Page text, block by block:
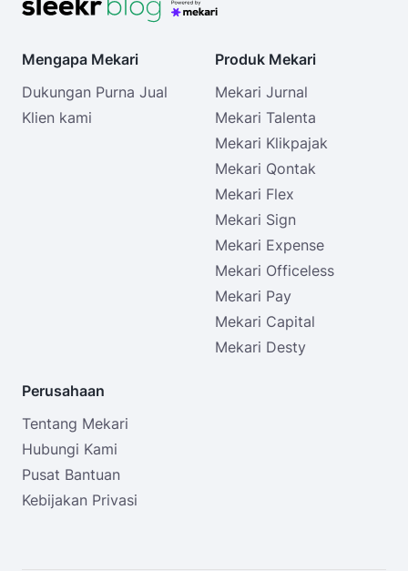
Mengapa Mekari
Dukungan Purna Jual
Klien kami
Produk Mekari
Mekari Jurnal
Mekari Talenta
Mekari Klikpajak
Mekari Qontak
Mekari Flex
Mekari Sign
Mekari Expense
Mekari Officeless
Mekari Pay
Mekari Capital
Mekari Desty
Perusahaan
Tentang Mekari
Hubungi Kami
Pusat Bantuan
Kebijakan Privasi